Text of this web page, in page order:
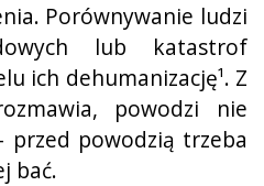
Porównywanie ludzi
lub katastrof
ich dehumanizację¹. Z
powodzi nie
przed powodzią trzeba
bać.